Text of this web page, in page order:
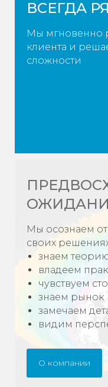
Мы мгновенно
клиента и
сложности
Мы осознаем
знаем
владеем
чувствуем
знаем рынок
замечаем
видим